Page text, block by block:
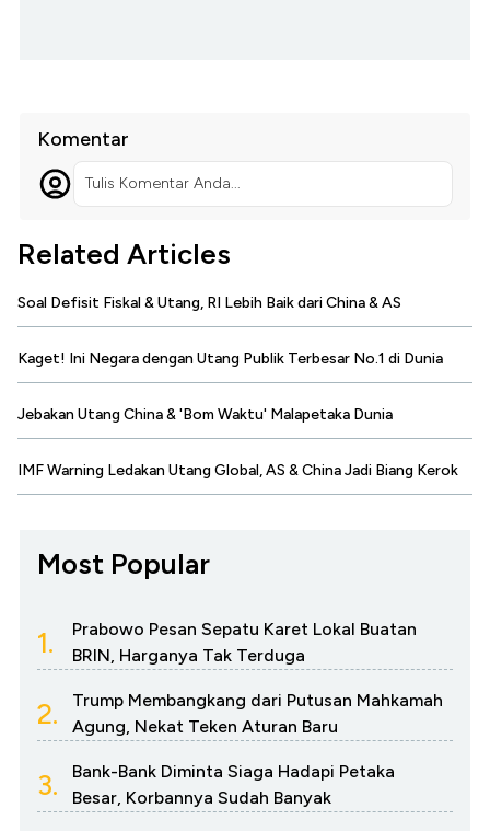
Komentar
Tulis Komentar Anda...
Related Articles
Soal Defisit Fiskal & Utang, RI Lebih Baik dari China & AS
Kaget! Ini Negara dengan Utang Publik Terbesar No.1 di Dunia
Jebakan Utang China & 'Bom Waktu' Malapetaka Dunia
IMF Warning Ledakan Utang Global, AS & China Jadi Biang Kerok
Most Popular
1.
Prabowo Pesan Sepatu Karet Lokal Buatan
BRIN, Harganya Tak Terduga
2.
Trump Membangkang dari Putusan Mahkamah
Agung, Nekat Teken Aturan Baru
3.
Bank-Bank Diminta Siaga Hadapi Petaka
Besar, Korbannya Sudah Banyak